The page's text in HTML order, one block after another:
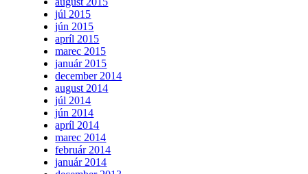
júl 2015
jún 2015
apríl 2015
marec 2015
január 2015
december 2014
august 2014
júl 2014
jún 2014
apríl 2014
marec 2014
február 2014
január 2014